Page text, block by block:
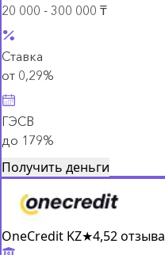
20 000 - 300 000 ₸
Ставка
от 0,29%
ГЭСВ
до 179%
Получить деньги
OneCredit KZ★4,52 отзыва